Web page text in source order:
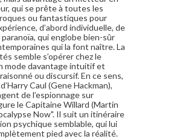
qui se prête à toutes les
ou fantastiques pour
d’abord individuelle, de
paranoïa, qui englobe bien-sûr
qui la font naître. La
semble s’opérer chez le
mode davantage intuitif et
ou discursif. En ce sens,
Caul (Gene Hackman),
de l’espionnage sur
le Capitaine Willard (Martin
Now". Il suit un itinéraire
psychique semblable, qui lui
pied avec la réalité.